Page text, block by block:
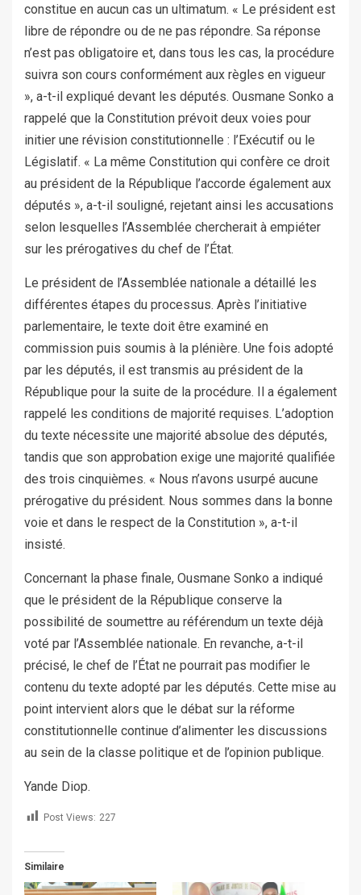
constitue en aucun cas un ultimatum. « Le président est
libre de répondre ou de ne pas répondre. Sa réponse
n’est pas obligatoire et, dans tous les cas, la procédure
suivra son cours conformément aux règles en vigueur
», a-t-il expliqué devant les députés. Ousmane Sonko a
rappelé que la Constitution prévoit deux voies pour
initier une révision constitutionnelle : l’Exécutif ou le
Législatif. « La même Constitution qui confère ce droit
au président de la République l’accorde également aux
députés », a-t-il souligné, rejetant ainsi les accusations
selon lesquelles l’Assemblée chercherait à empiéter
sur les prérogatives du chef de l’État.
Le président de l’Assemblée nationale a détaillé les
différentes étapes du processus. Après l’initiative
parlementaire, le texte doit être examiné en
commission puis soumis à la plénière. Une fois adopté
par les députés, il est transmis au président de la
République pour la suite de la procédure. Il a également
rappelé les conditions de majorité requises. L’adoption
du texte nécessite une majorité absolue des députés,
tandis que son approbation exige une majorité qualifiée
des trois cinquièmes. « Nous n’avons usurpé aucune
prérogative du président. Nous sommes dans la bonne
voie et dans le respect de la Constitution », a-t-il
insisté.
Concernant la phase finale, Ousmane Sonko a indiqué
que le président de la République conserve la
possibilité de soumettre au référendum un texte déjà
voté par l’Assemblée nationale. En revanche, a-t-il
précisé, le chef de l’État ne pourrait pas modifier le
contenu du texte adopté par les députés. Cette mise au
point intervient alors que le débat sur la réforme
constitutionnelle continue d’alimenter les discussions
au sein de la classe politique et de l’opinion publique.
Yande Diop.
Post Views: 227
Similaire